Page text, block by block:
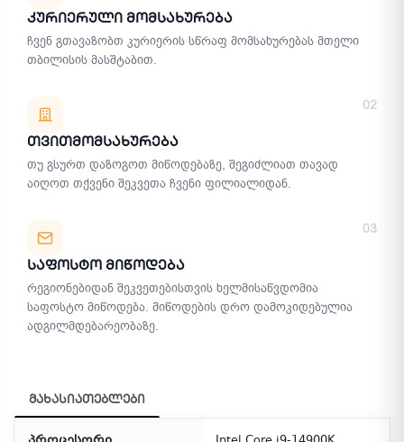
Კურიერული Მომსახურება
ჩვენ გთავაზობთ კურიერის სწრაფ მომსახურებას მთელი
თბილისის მასშტაბით.
02
Თვითმომსახურება
თუ გსურთ დაზოგოთ მიწოდებაზე, შეგიძლიათ თავად
აიღოთ თქვენი შეკვეთა ჩვენი ფილიალიდან.
03
Საფოსტო Მიწოდება
რეგიონებიდან შეკვეთებისთვის ხელმისაწვდომია
საფოსტო მიწოდება. მიწოდების დრო დამოკიდებულია
ადგილმდებარეობაზე.
მახასიათებლები